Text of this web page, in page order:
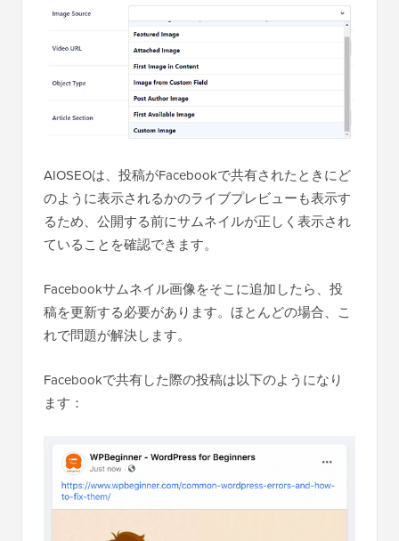
AIOSEOは、投稿がFacebookで共有されたときにど
のように表示されるかのライブプレビューも表示す
るため、公開する前にサムネイルが正しく表示され
ていることを確認できます。
Facebookサムネイル画像をそこに追加したら、投
稿を更新する必要があります。ほとんどの場合、こ
れで問題が解決します。
Facebookで共有した際の投稿は以下のようになり
ます：